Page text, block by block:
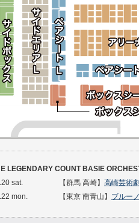
LEGENDARY COUNT BASIE
sat.
【群馬 高崎】 高崎芸術
mon.
【東京 南青山】 ブルー